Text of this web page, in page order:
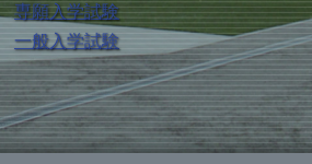
専願入学試験
一般入学試験